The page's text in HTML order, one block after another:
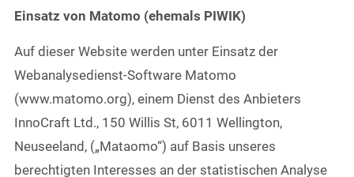
Einsatz von Matomo (ehemals PIWIK)
Auf dieser Website werden unter Einsatz der
Webanalysedienst-Software Matomo
(www.matomo.org), einem Dienst des Anbieters
InnoCraft Ltd., 150 Willis St, 6011 Wellington,
Neuseeland, („Mataomo“) auf Basis unseres
berechtigten Interesses an der statistischen Analyse